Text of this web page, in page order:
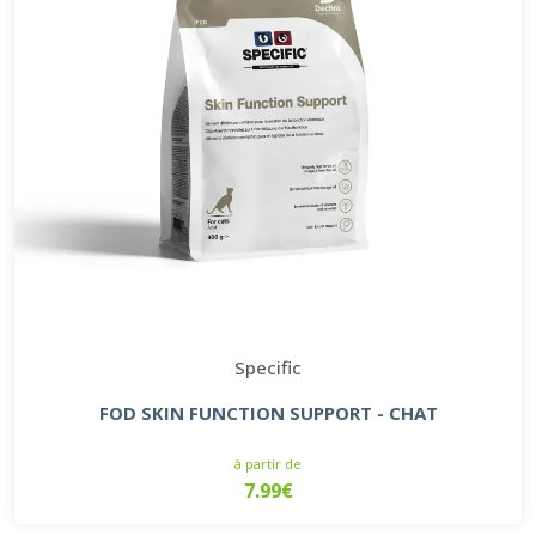
Specific
FOD SKIN FUNCTION SUPPORT - CHAT
à partir de
7.99€